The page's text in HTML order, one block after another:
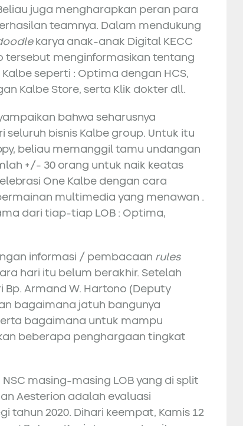
juga mengharapkan peran para
teamnya. Dalam mendukung
karya anak-anak Digital KECC
tersebut menginformasikan tentang
seperti : Optima dengan HCS,
Kalbe Store, serta Klik dokter dll.
bahwa seharusnya
bisnis Kalbe group. Untuk itu
beliau memanggil tamu undangan
+/- 30 orang untuk naik keatas
One Kalbe dengan cara
multimedia yang menawan .
dari tiap-tiap LOB : Optima,
informasi / pembacaan rules
hari itu belum berakhir. Setelah
Armand W. Hartono (Deputy
bagaimana jatuh bangunya
bagaimana untuk mampu
beberapa penghargaan tingkat
masing-masing LOB yang di split
Aesterion adalah evaluasi
2020. Dihari keempat, Kamis 12